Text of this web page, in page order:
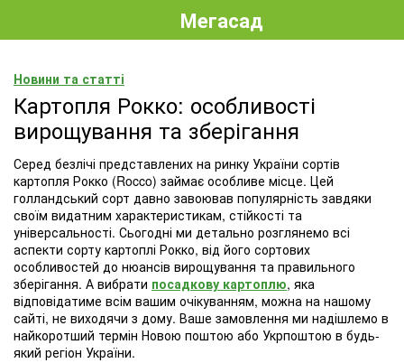
Мегасад
Новини та статті
Картопля Рокко: особливості
вирощування та зберігання
Серед безлічі представлених на ринку України сортів
картопля Рокко (Rocco) займає особливе місце. Цей
голландський сорт давно завоював популярність завдяки
своїм видатним характеристикам, стійкості та
універсальності. Сьогодні ми детально розглянемо всі
аспекти сорту картоплі Рокко, від його сортових
особливостей до нюансів вирощування та правильного
зберігання. А вибрати посадкову картоплю, яка
відповідатиме всім вашим очікуванням, можна на нашому
сайті, не виходячи з дому. Ваше замовлення ми надішлемо в
найкоротший термін Новою поштою або Укрпоштою в будь-
який регіон України.